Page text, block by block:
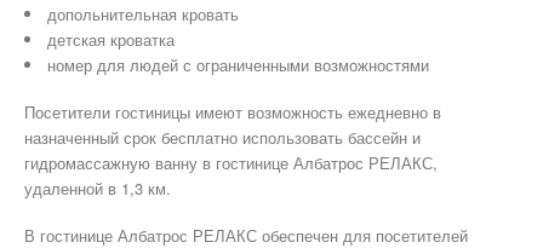
допольнительная кровать
детская кроватка
номер для людей с ограниченными возможностями
Посетители гостиницы имеют возможность ежедневно в
назначенный срок бесплатно использовать бассейн и
гидромассажную ванну в гостинице Албатрос РЕЛАКС,
удаленной в 1,3 км.
В гостинице Албатрос РЕЛАКС обеспечен для посетителей